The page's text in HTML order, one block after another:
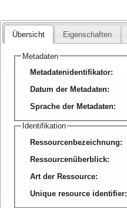
Übersicht Eigenschaften
Metadaten
Metadatenidentifikator:
Datum der Metadaten:
Sprache der Metadaten:
Identifikation
Ressourcenbezeichnung:
Ressourcenüberblick:
Art der Ressource:
Unique resource identifier: